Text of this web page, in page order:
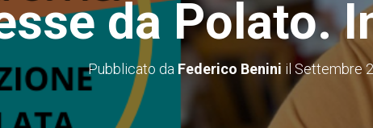
da Polato.
Pubblicato da Federico Benini il Settembre